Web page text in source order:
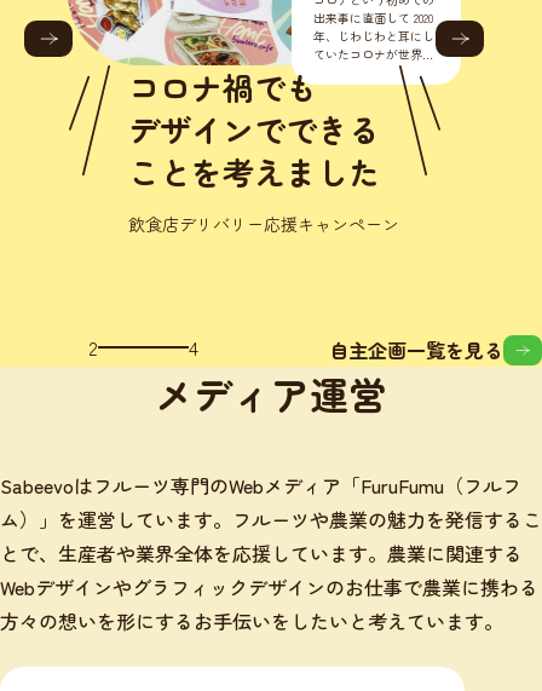
人にも動
優しいを
初の店舗デザイン
3 4 自主企画一覧を見る
メディア運営
Sabeevoはフルーツ専門のWebメディア「FuruFumu（フルフ
ム）」を運営しています。フルーツや農業の魅力を発信するこ
とで、生産者や業界全体を応援しています。農業に関連する
Webデザインやグラフィックデザインのお仕事で農業に携わる
方々の想いを形にするお手伝いをしたいと考えています。